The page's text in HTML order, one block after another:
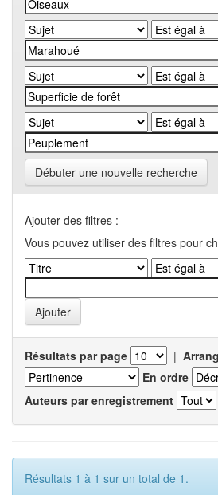
Débuter une nouvelle recherche
Ajouter des filtres :
Vous pouvez utiliser des filtres pour
Résultats par page |
En ordre
Auteurs par enregistrement
Résultats 1 à 1 sur un total de 1.